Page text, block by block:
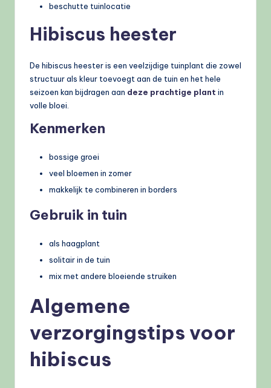
beschutte tuinlocatie
Hibiscus heester
De hibiscus heester is een veelzijdige tuinplant die zowel
structuur als kleur toevoegt aan de tuin en het hele
seizoen kan bijdragen aan deze prachtige plant in
volle bloei.
Kenmerken
bossige groei
veel bloemen in zomer
makkelijk te combineren in borders
Gebruik in tuin
als haagplant
solitair in de tuin
mix met andere bloeiende struiken
Algemene
verzorgingstips voor
hibiscus